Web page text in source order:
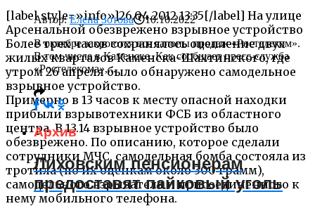
[label style=»info»]26.04.2012 13:35[/label] На улице
Арсенальной обезврежено взрывное устройство
Более трех часов сохранялось оцепление двух
жилых кварталов Каменска-Шахтинского, где
утром 26 апреля было обнаружено самодельное
взрывное устройство.
Примерно в 13 часов к месту опасной находки
прибыли взрывотехники ФСБ из областного
центра. В 13.14 взрывное устройство было
обезврежено. По описанию, которое сделали
сотрудники МЧС, самодельная бомба состояла из
тротила (по их оценкам около 300 грамм),
самодельного взрывателя и присоединенного к
нему мобильного телефона.
Автор:Елена Зотова
10.10.2022
В октябре закроются все салоны продаж «Ростелеком».
В том числе в Каменске. Как сообщает пресс-служба
«Ростелекома»,...
Архив
Лиховским пенсионерам
предоставят пайковый уголь